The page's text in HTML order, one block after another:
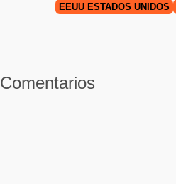
EEUU ESTADOS UNIDOS
Comentarios